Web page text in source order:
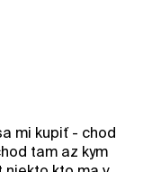
mi kupiť - chod
tam az kym